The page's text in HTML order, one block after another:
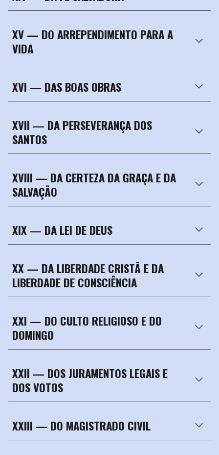
XV — DO ARREPENDIMENTO PARA A
VIDA
XVI — DAS BOAS OBRAS
XVII — DA PERSEVERANÇA DOS
SANTOS
XVIII — DA CERTEZA DA GRAÇA E DA
SALVAÇÃO
XIX — DA LEI DE DEUS
XX — DA LIBERDADE CRISTÃ E DA
LIBERDADE DE CONSCIÊNCIA
XXI — DO CULTO RELIGIOSO E DO
DOMINGO
XXII — DOS JURAMENTOS LEGAIS E
DOS VOTOS
XXIII — DO MAGISTRADO CIVIL